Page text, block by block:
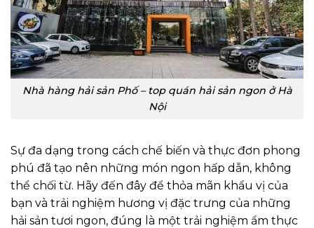
Nhà hàng hải sản Phố – top quán hải sản ngon ở Hà
Nội
Sự đa dạng trong cách chế biến và thực đơn phong
phú đã tạo nên những món ngon hấp dẫn, không
thể chối từ. Hãy đến đây để thỏa mãn khẩu vị của
bạn và trải nghiệm hương vị đặc trưng của những
hải sản tươi ngon, đúng là một trải nghiệm ẩm thực